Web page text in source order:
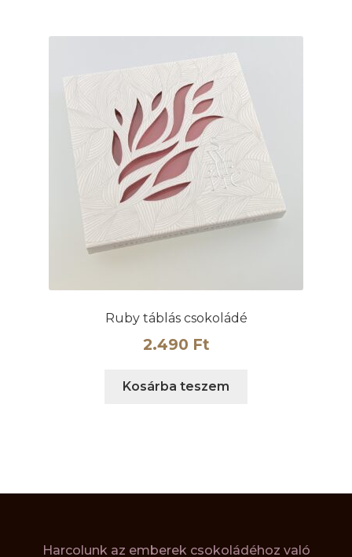
Ruby táblás csokoládé
2.490 Ft
Kosárba teszem
Harcolunk az emberek csokoládéhoz való